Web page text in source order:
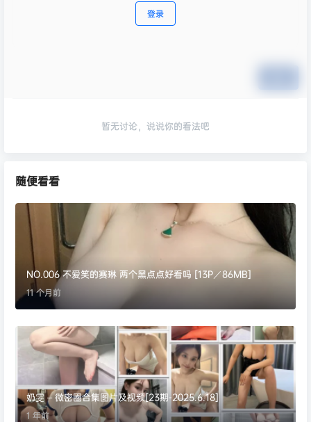
登录
暂无讨论，说说你的看法吧
随便看看
NO.006 不爱笑的赛琳 两个黑点点好看吗 [13P／86MB]
11 个月前
奶雯 – 微密圈合集图片及视频[23期-2025.6.18]
1 年前